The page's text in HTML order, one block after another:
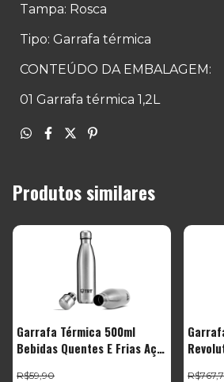
Tampa: Rosca
Tipo: Garrafa térmica
CONTEÚDO DA EMBALAGEM:
01 Garrafa térmica 1,2L
Produtos similares
Garrafa Térmica 500ml
Bebidas Quentes E Frias Aço
R$59,90